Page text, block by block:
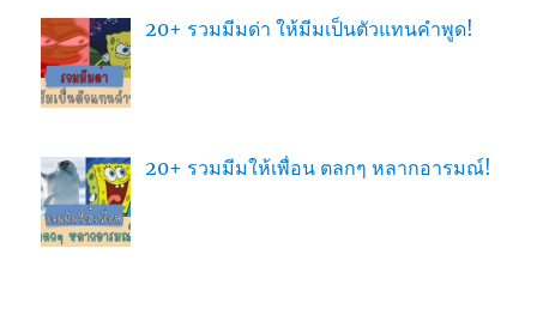
20+ รวมมีมด่า ให้มีมเป็นตัวแทนคำพูด!
20+ รวมมีมให้เพื่อน ตลกๆ หลากอารมณ์!